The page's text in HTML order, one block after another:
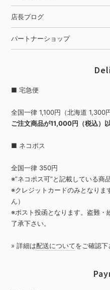
店長ブログ
パートナーショップ
■ 宅急便
全国一律 1,100円（北海道 1,300
ご注文商品が11,000円（税込）
■ ネコポス
全国一律 350円
※”ネコポス可”と記載している商
※クレジットカードのみとなりま
ん）
※ポスト投函となります。盗難・
了承下さい。
» 詳細は配送についてをご確認下